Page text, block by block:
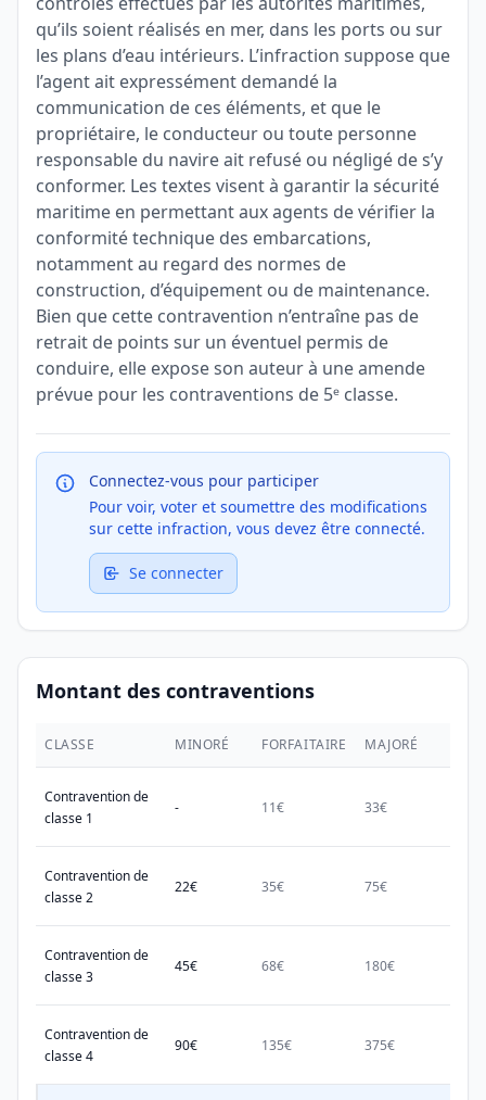
qu’ils soient réalisés en mer, dans les ports ou sur
les plans d’eau intérieurs. L’infraction suppose que
l’agent ait expressément demandé la
communication de ces éléments, et que le
propriétaire, le conducteur ou toute personne
responsable du navire ait refusé ou négligé de s’y
conformer. Les textes visent à garantir la sécurité
maritime en permettant aux agents de vérifier la
conformité technique des embarcations,
notamment au regard des normes de
construction, d’équipement ou de maintenance.
Bien que cette contravention n’entraîne pas de
retrait de points sur un éventuel permis de
conduire, elle expose son auteur à une amende
prévue pour les contraventions de 5ᵉ classe.
Connectez-vous pour participer
Pour voir, voter et soumettre des modifications
sur cette infraction, vous devez être connecté.
Se connecter
Montant des contraventions
CLASSE MINORÉ FORFAITAIRE MAJORÉ
Contravention de
classe 1
- 11€ 33€
Contravention de
classe 2
22€ 35€ 75€
Contravention de
classe 3
45€ 68€ 180€
Contravention de
classe 4
90€ 135€ 375€